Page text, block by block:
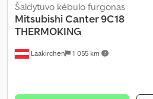
Laakirchen 1 055 km
Šaldytuvo kėbulo furgonas
MitsubishiCanter 9C18
THERMOKING